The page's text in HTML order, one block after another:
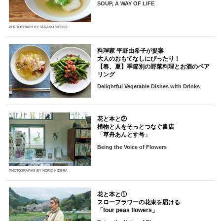
PHOTOGRAPH BY TAKAKO HIROSE
SOUP, A WAY OF LIFE
料理家 平野由希子が提案
大人のおもてなしにぴったり！
【春、夏】季節別の野菜料理とお酒のペア
リング
Delightful Vegetable Dishes with Drinks
PHOTOGRAPHS BY NORIO KIDERA
花と本と②
植物と人をそっとつなぐ書店
「草舟あんとす号」
Being the Voice of Flowers
花と本と①
スローフラワーの花束を届ける
「four peas flowers」